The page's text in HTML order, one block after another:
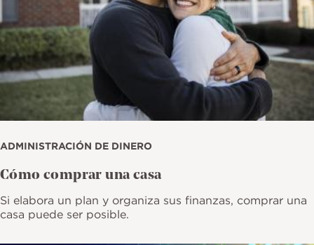
ADMINISTRACIÓN DE DINERO
Cómo comprar una casa
Si elabora un plan y organiza sus finanzas, comprar una
casa puede ser posible.